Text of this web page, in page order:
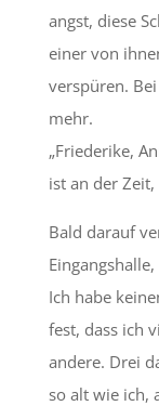
angst, diese
einer von
verspüren.
mehr.
„Friederike,
ist an der Zeit,
Bald darauf
Ich habe
fest, dass ich
andere. Drei
so alt wie ich,